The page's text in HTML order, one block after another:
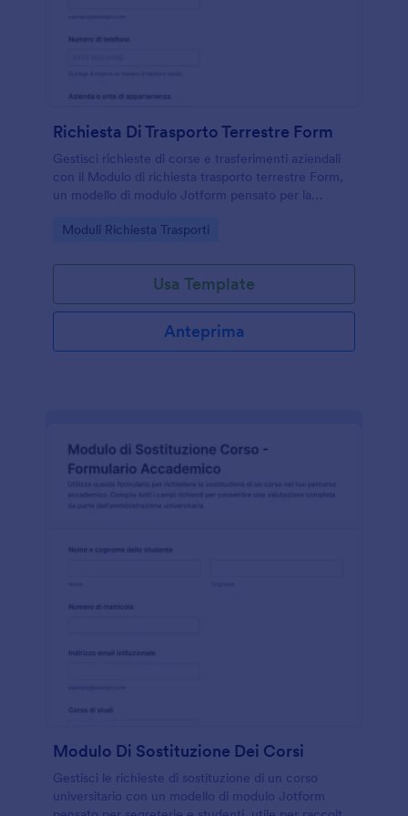
Richiesta Di Trasporto Terrestre Form
Gestisci richieste di corse e trasferimenti aziendali
con il Modulo di richiesta trasporto terrestre Form,
un modello di modulo Jotform pensato per la
conferme operative.
Go to Category:
Moduli Richiesta Trasporti
Usa Template
Anteprima
Modulo Di Sostituzione Dei Corsi
Gestisci le richieste di sostituzione di un corso
universitario con un modello di modulo Jotform